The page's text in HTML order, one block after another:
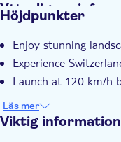
Ytterligare
Subject expert
Höjdpunkter
Enjoy stunning
Experience
Launch at 120 km/h
Läs mer
Viktig information